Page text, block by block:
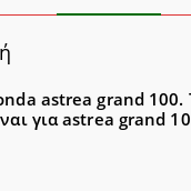
astrea grand 100.
για astrea grand